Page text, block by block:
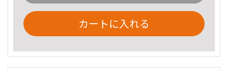
カートに入れる